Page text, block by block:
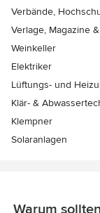
Verbände,
Verlage, Magazine
Weinkeller
Elektriker
Lüftungs- und
Klär- &
Klempner
Solaranlagen
Warum